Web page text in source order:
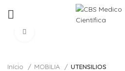
Início MOBILIA UTENSILIOS